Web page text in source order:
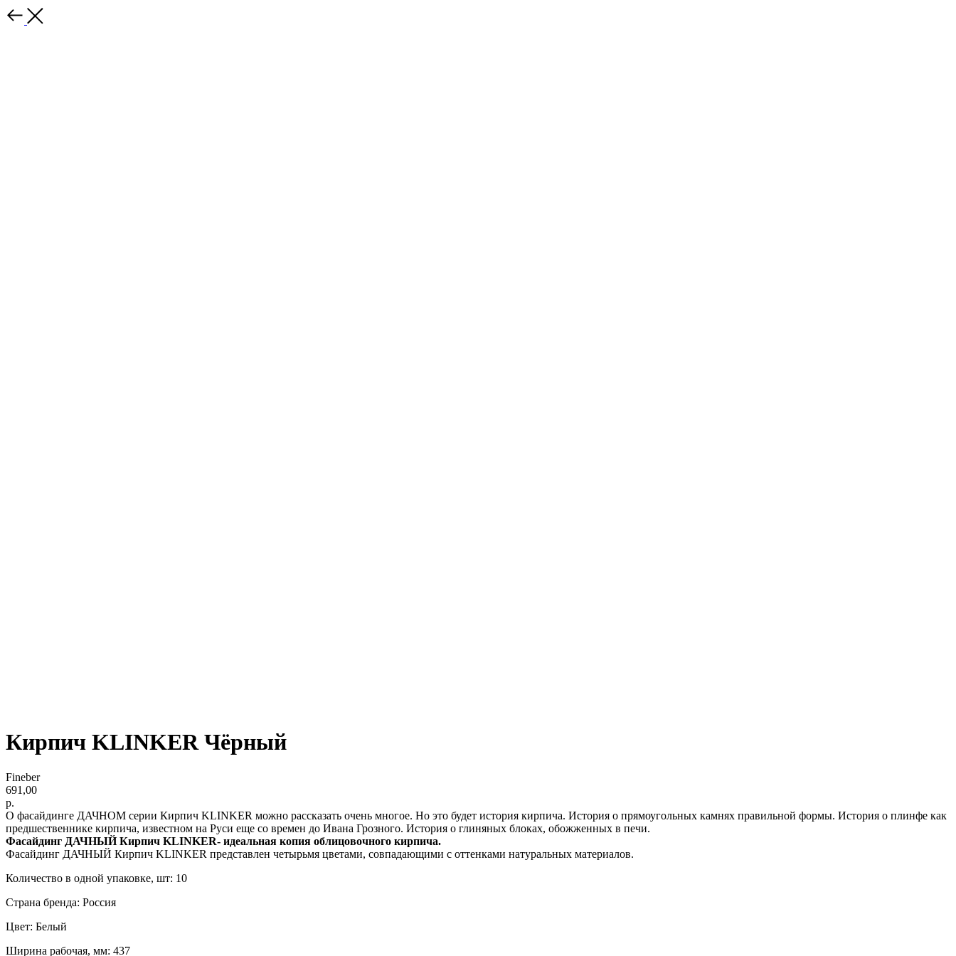
Кирпич KLINKER Чёрный
Fineber
691,00
р.
О фасайдинге ДАЧНОМ серии Кирпич KLINKER можно рассказать очень многое. Но это будет история кирпича. История о прямоугольных камнях правильной формы. История о плинфе как
предшественнике кирпича, известном на Руси еще со времен до Ивана Грозного. История о глиняных блоках, обожженных в печи.
Фасайдинг ДАЧНЫЙ Кирпич KLINKER- идеальная копия облицовочного кирпича.
Фасайдинг ДАЧНЫЙ Кирпич KLINKER представлен четырьмя цветами, совпадающими с оттенками натуральных материалов.
Количество в одной упаковке, шт: 10
Страна бренда: Россия
Цвет: Белый
Ширина рабочая, мм: 437